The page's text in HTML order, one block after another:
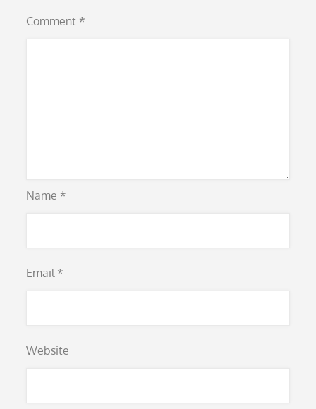
Comment *
Name *
Email *
Website